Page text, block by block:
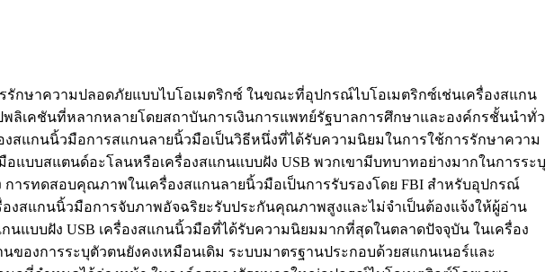
กษาความปลอดภัยแบบไบโอเมตริกซ์ ในขณะที่อุปกรณ์ไบโอเมตริกซ์เช่นเครื่องสแกน
เคชันที่หลากหลายโดยสถาบันการเงินการแพทย์รัฐบาลการศึกษาและองค์กรชั้นนำทั่ว
สแกนนิ้วมือการสแกนลายนิ้วมือเป็นวิธีหนึ่งที่ได้รับความนิยมในการใช้การรักษาความ
บบสแตนด์อะโลนหรือเครื่องสแกนแบบฝัง USB พวกเขามีบทบาทอย่างมากในการระบุ
รทดสอบคุณภาพในเครื่องสแกนลายนิ้วมือเป็นการรับรองโดย FBI สำหรับอุปกรณ์
งสแกนนิ้วมือการจับภาพอัจฉริยะรับประกันคุณภาพสูงและไม่จำเป็นต้องแจ้งให้ผู้อ่าน
บบฝัง USB เครื่องสแกนนิ้วมือที่ได้รับความนิยมมากที่สุดในตลาดปัจจุบัน ในเครื่อง
องการระบุตัวตนยังคงเหมือนเดิม ระบบมาตรฐานประกอบด้วยสแกนเนอร์และ